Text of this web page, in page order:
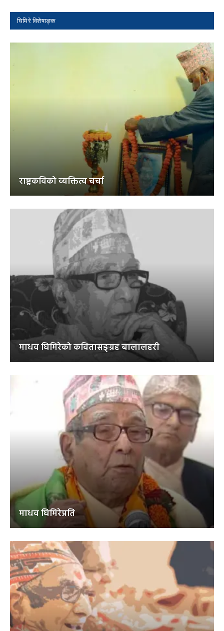
घिमिरे विशेषाङ्क
राष्ट्रकविको व्यक्तित्व चर्चा
माधव घिमिरेको कवितासङ्ग्रह बालालहरी
माधव घिमिरेप्रति